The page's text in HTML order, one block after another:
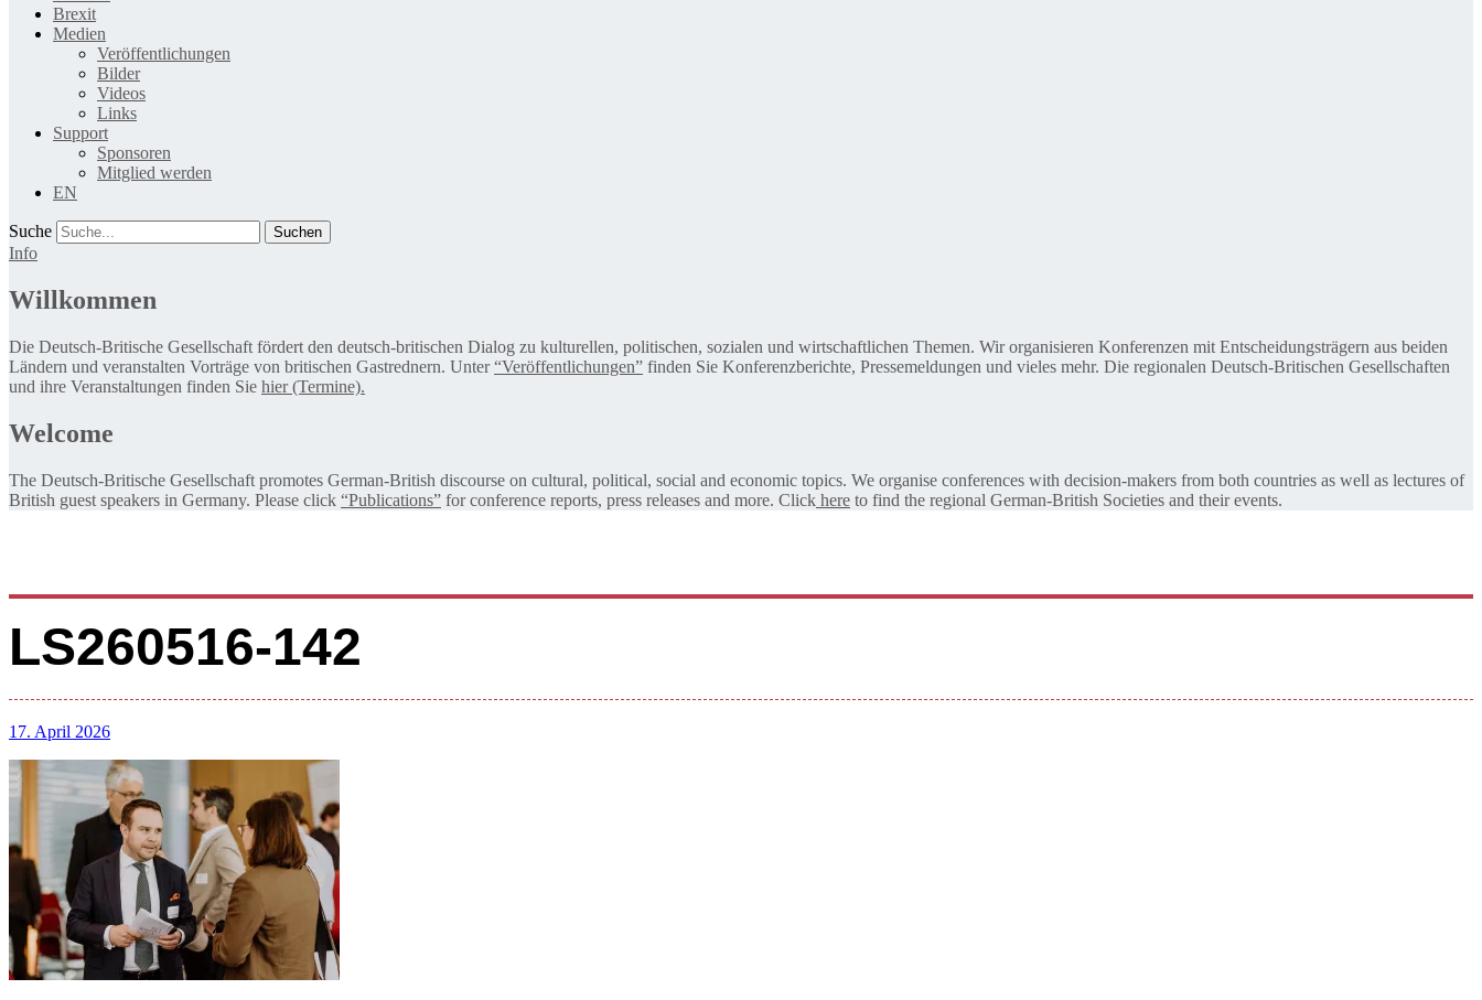
Brexit
Medien
Veröffentlichungen
Bilder
Videos
Links
Support
Sponsoren
Mitglied werden
EN
Suche
Info
Willkommen
Die Deutsch-Britische Gesellschaft fördert den deutsch-britischen Dialog zu kulturellen, politischen, sozialen und wirtschaftlichen Themen. Wir organisieren Konferenzen mit Entscheidungsträgern aus beiden
Ländern und veranstalten Vorträge von britischen Gastrednern. Unter“Veröffentlichungen” finden Sie Konferenzberichte, Pressemeldungen und vieles mehr. Die regionalen Deutsch-Britischen Gesellschaften
und ihre Veranstaltungen finden Sie hier (Termine).
Welcome
The Deutsch-Britische Gesellschaft promotes German-British discourse on cultural, political, social and economic topics. We organise conferences with decision-makers from both countries as well as lectures of
British guest speakers in Germany. Please click “Publications” for conference reports, press releases and more. Click here to find the regional German-British Societies and their events.
LS260516-142
17. April 2026